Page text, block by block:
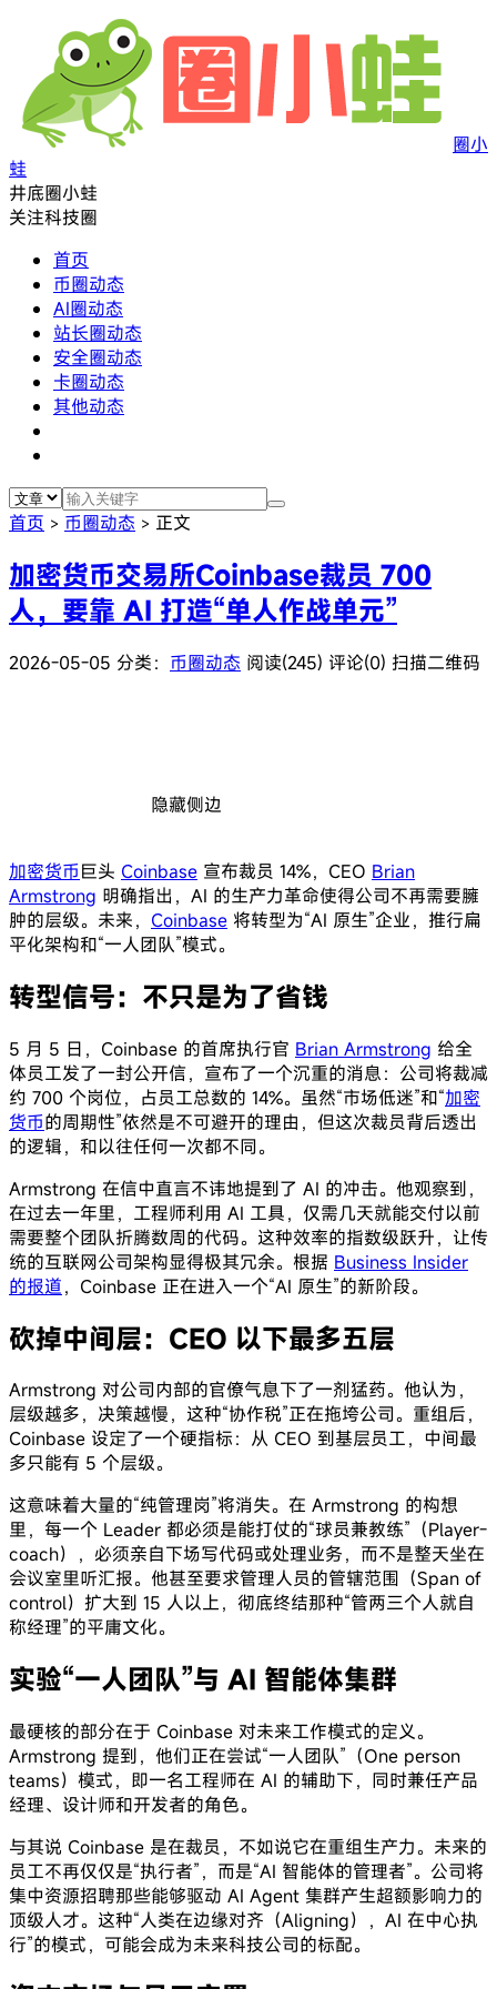
圈小
蛙
井底圈小蛙
关注科技圈
首页
币圈动态
AI圈动态
站长圈动态
安全圈动态
卡圈动态
其他动态
首页 > 币圈动态 > 正文
加密货币交易所Coinbase裁员 700
人，要靠 AI 打造“单人作战单元”
2026-05-05 分类： 币圈动态 阅读(245) 评论(0) 扫描二维码
隐藏侧边
加密货币巨头 Coinbase 宣布裁员 14%，CEO Brian
Armstrong 明确指出，AI 的生产力革命使得公司不再需要臃
肿的层级。未来， Coinbase 将转型为“AI 原生”企业，推行扁
平化架构和“一人团队”模式。
转型信号：不只是为了省钱
5 月 5 日，Coinbase 的首席执行官 Brian Armstrong 给全
体员工发了一封公开信，宣布了一个沉重的消息：公司将裁减
约 700 个岗位，占员工总数的 14%。虽然“市场低迷”和“加密
货币的周期性”依然是不可避开的理由，但这次裁员背后透出
的逻辑，和以往任何一次都不同。
Armstrong 在信中直言不讳地提到了 AI 的冲击。他观察到，
在过去一年里，工程师利用 AI 工具，仅需几天就能交付以前
需要整个团队折腾数周的代码。这种效率的指数级跃升，让传
统的互联网公司架构显得极其冗余。根据 Business Insider
的报道，Coinbase 正在进入一个“AI 原生”的新阶段。
砍掉中间层：CEO 以下最多五层
Armstrong 对公司内部的官僚气息下了一剂猛药。他认为，
层级越多，决策越慢，这种“协作税”正在拖垮公司。重组后，
Coinbase 设定了一个硬指标：从 CEO 到基层员工，中间最
多只能有 5 个层级。
这意味着大量的“纯管理岗”将消失。在 Armstrong 的构想
里，每一个 Leader 都必须是能打仗的“球员兼教练”（Player-
coach），必须亲自下场写代码或处理业务，而不是整天坐在
会议室里听汇报。他甚至要求管理人员的管辖范围（Span of
control）扩大到 15 人以上，彻底终结那种“管两三个人就自
称经理”的平庸文化。
实验“一人团队”与 AI 智能体集群
最硬核的部分在于 Coinbase 对未来工作模式的定义。
Armstrong 提到，他们正在尝试“一人团队”（One person
teams）模式，即一名工程师在 AI 的辅助下，同时兼任产品
经理、设计师和开发者的角色。
与其说 Coinbase 是在裁员，不如说它在重组生产力。未来的
员工不再仅仅是“执行者”，而是“AI 智能体的管理者”。公司将
集中资源招聘那些能够驱动 AI Agent 集群产生超额影响力的
顶级人才。这种“人类在边缘对齐（Aligning），AI 在中心执
行”的模式，可能会成为未来科技公司的标配。